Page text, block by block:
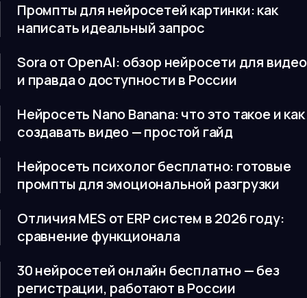
Промпты для нейросетей картинки: как
написать идеальный запрос
Sora от OpenAI: обзор нейросети для видео
и правда о доступности в России
Нейросеть Nano Banana: что это такое и как
создавать видео — простой гайд
Нейросеть психолог бесплатно: готовые
промпты для эмоциональной разгрузки
Отличия MES от ERP систем в 2026 году:
сравнение функционала
30 нейросетей онлайн бесплатно — без
регистрации, работают в России